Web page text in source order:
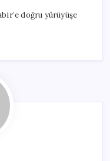
doğru yürüyüşe